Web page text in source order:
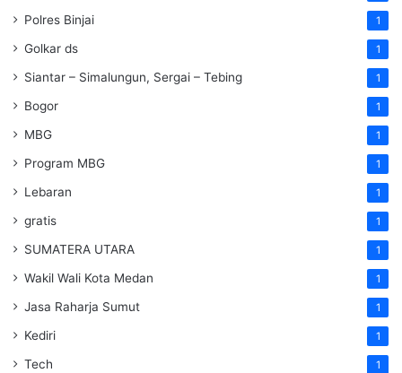
Polres Binjai 1
Golkar ds 1
Siantar – Simalungun, Sergai – Tebing 1
Bogor 1
MBG 1
Program MBG 1
Lebaran 1
gratis 1
SUMATERA UTARA 1
Wakil Wali Kota Medan 1
Jasa Raharja Sumut 1
Kediri 1
Tech 1